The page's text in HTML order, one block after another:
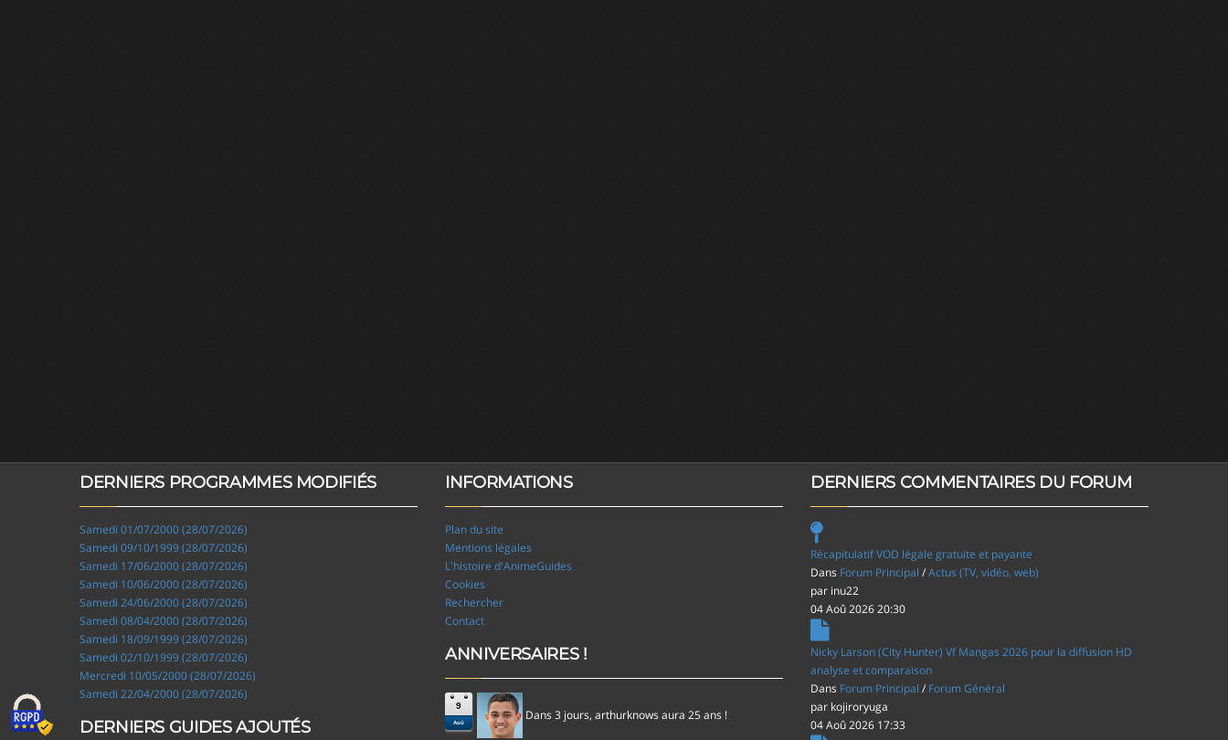
DERNIERS PROGRAMMES MODIFIÉS
Samedi 01/07/2000 (28/07/2026)
Samedi 09/10/1999 (28/07/2026)
Samedi 17/06/2000 (28/07/2026)
Samedi 10/06/2000 (28/07/2026)
Samedi 24/06/2000 (28/07/2026)
Samedi 08/04/2000 (28/07/2026)
Samedi 18/09/1999 (28/07/2026)
Samedi 02/10/1999 (28/07/2026)
Mercredi 10/05/2000 (28/07/2026)
Samedi 22/04/2000 (28/07/2026)
DERNIERS GUIDES AJOUTÉS
INFORMATIONS
Plan du site
Mentions légales
L'histoire d'AnimeGuides
Cookies
Rechercher
Contact
ANNIVERSAIRES !
9
Aoû
Dans 3 jours, arthurknows aura 25 ans !
DERNIERS COMMENTAIRES DU FORUM
Récapitulatif VOD légale gratuite et payante
Dans Forum Principal /Actus (TV, vidéo, web)
par inu22
04 Aoû 2026 20:30
Nicky Larson (City Hunter) Vf Mangas 2026 pour la diffusion HD
analyse et comparaison
Dans Forum Principal / Forum Général
par kojiroryuga
04 Aoû 2026 17:33